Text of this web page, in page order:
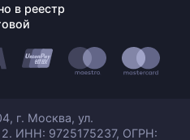
в реестр
г. Москва, ул.
2. ИНН: 9725175237, ОГРН: